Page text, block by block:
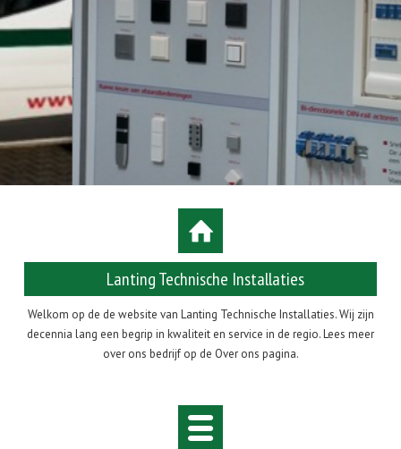
Lanting Technische Installaties
Welkom op de de website van Lanting Technische Installaties. Wij zijn
decennia lang een begrip in kwaliteit en service in de regio. Lees meer
over ons bedrijf op de Over ons pagina.